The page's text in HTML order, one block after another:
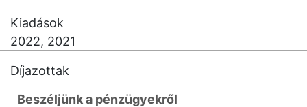
Kiadások
2022, 2021
Díjazottak
Beszéljünk a pénzügyekről